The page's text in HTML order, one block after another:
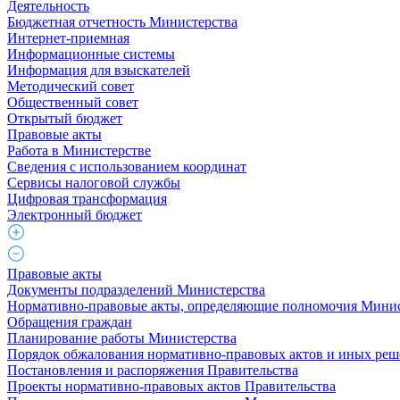
Деятельность
Бюджетная отчетность Министерства
Интернет-приемная
Информационные системы
Информация для взыскателей
Методический совет
Общественный совет
Открытый бюджет
Правовые акты
Работа в Министерстве
Cведения с использованием координат
Сервисы налоговой службы
Цифровая трансформация
Электронный бюджет
Правовые акты
Документы подразделений Министерства
Нормативно-правовые акты, определяющие полномочия
Обращения граждан
Планирование работы Министерства
Порядок обжалования нормативно-правовых актов и иных
Постановления и распоряжения Правительства
Проекты нормативно-правовых актов Правительства